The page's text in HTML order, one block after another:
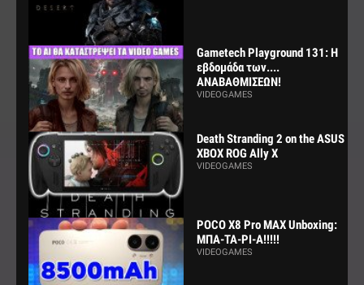
Gametech Playground 131: Η
εβδομάδα των....
ΑΝΑΒΑΘΜΙΣΕΩΝ!
VIDEOGAMES
Death Stranding 2 on the ASUS
XBOX ROG Ally X
VIDEOGAMES
POCO X8 Pro MAX Unboxing:
ΜΠΑ-ΤΑ-ΡΙ-Α!!!!!
VIDEOGAMES